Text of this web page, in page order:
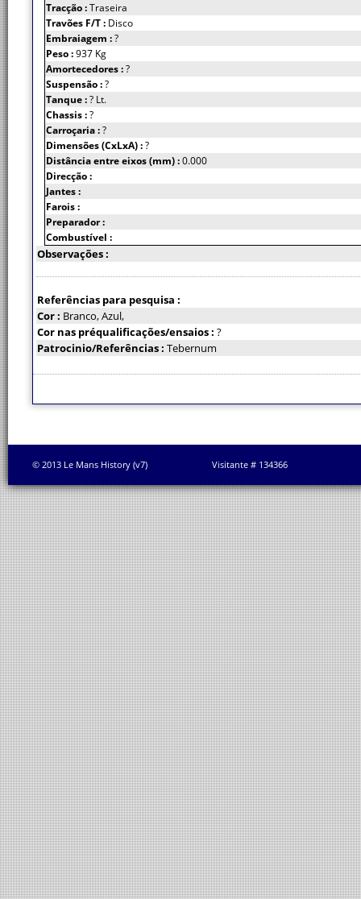
Tracção :Traseira
Travões F/T : Disco
Embraiagem :?
Peso :937 Kg
Amortecedores :?
Suspensão :?
Tanque :? Lt.
Chassis :?
Carroçaria :?
Dimensões (CxLxA) :?
Distância entre eixos (mm) :0.000
Direcção :
Jantes :
Farois :
Preparador :
Combustível :
Observações :
Referências para pesquisa :
Cor : Branco, Azul,
Cor nas préqualificações/ensaios : ?
Patrocinio/Referências : Tebernum
© 2013 Le Mans History (v7) Visitante # 134366